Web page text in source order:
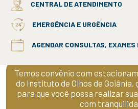
CENTRAL DE ATENDIMENTO
EMERGÊNCIA E URGÊNCIA
AGENDAR CONSULTAS, EXAMES
Temos convênio com
do Instituto de Olhos de
para que você possa realizar
com